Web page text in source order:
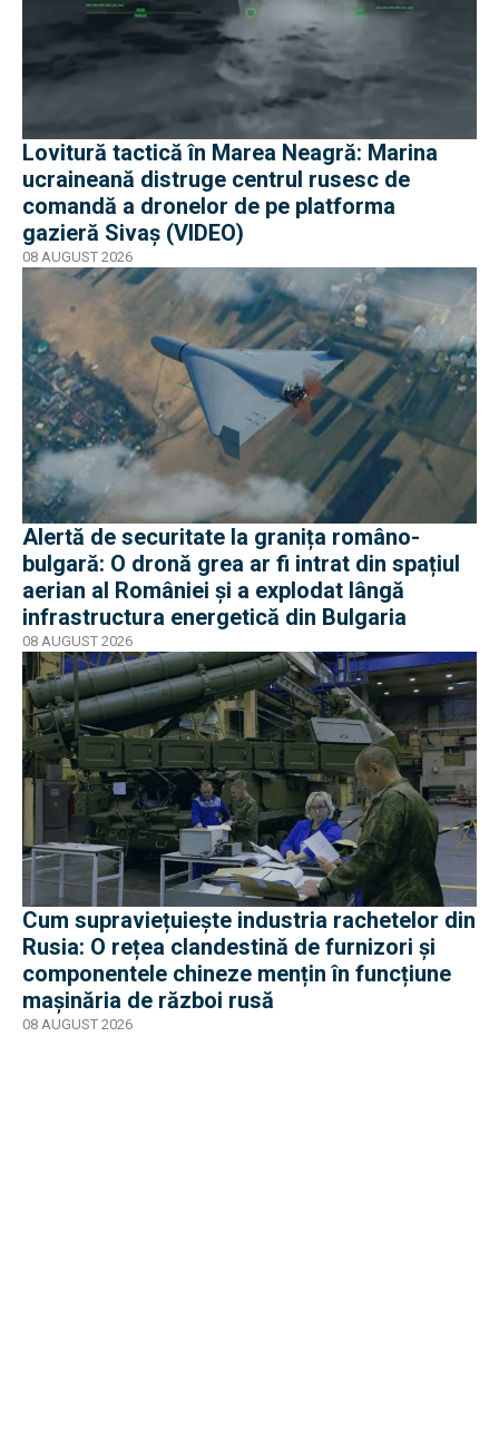
Lovitură tactică în Marea Neagră: Marina
ucraineană distruge centrul rusesc de
comandă a dronelor de pe platforma
gazieră Sivaș (VIDEO)
08 AUGUST 2026
Alertă de securitate la granița româno-
bulgară: O dronă grea ar fi intrat din spațiul
aerian al României și a explodat lângă
infrastructura energetică din Bulgaria
08 AUGUST 2026
Cum supraviețuiește industria rachetelor din
Rusia: O rețea clandestină de furnizori și
componentele chineze mențin în funcțiune
mașinăria de război rusă
08 AUGUST 2026